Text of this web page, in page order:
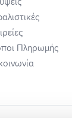
Πληρωμής